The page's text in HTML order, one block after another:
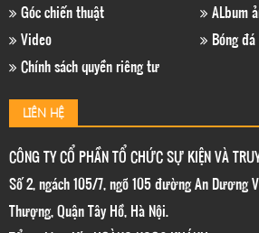
Góc chiến thuật
ALbum
Video
Bóng
Chính sách quyền riêng tư
LIÊN HỆ
CÔNG TY CỔ PHẦN TỔ CHỨC SỰ KIỆN VÀ
Số 2, ngách 105/7, ngõ 105 đường An Dương
Thượng, Quận Tây Hồ, Hà Nội.